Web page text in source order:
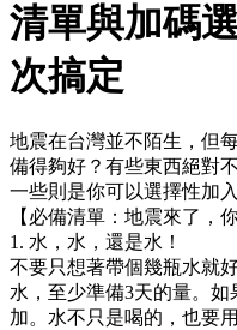
清單與加碼
次搞定
地震在台灣並不陌生，但
備得夠好？有些東西絕對
一些則是你可以選擇性加
【必備清單：地震來了，
1. 水，水，還是水！
不要只想著帶個幾瓶水就
水，至少準備3天的量。
加。水不只是喝的，也要用